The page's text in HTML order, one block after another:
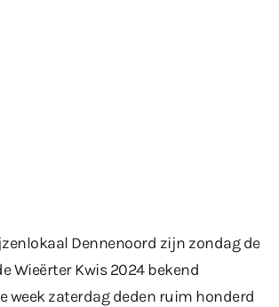
Dennenoord zijn zondag de
Wieërter Kwis 2024 bekend
week zaterdag deden ruim honderd